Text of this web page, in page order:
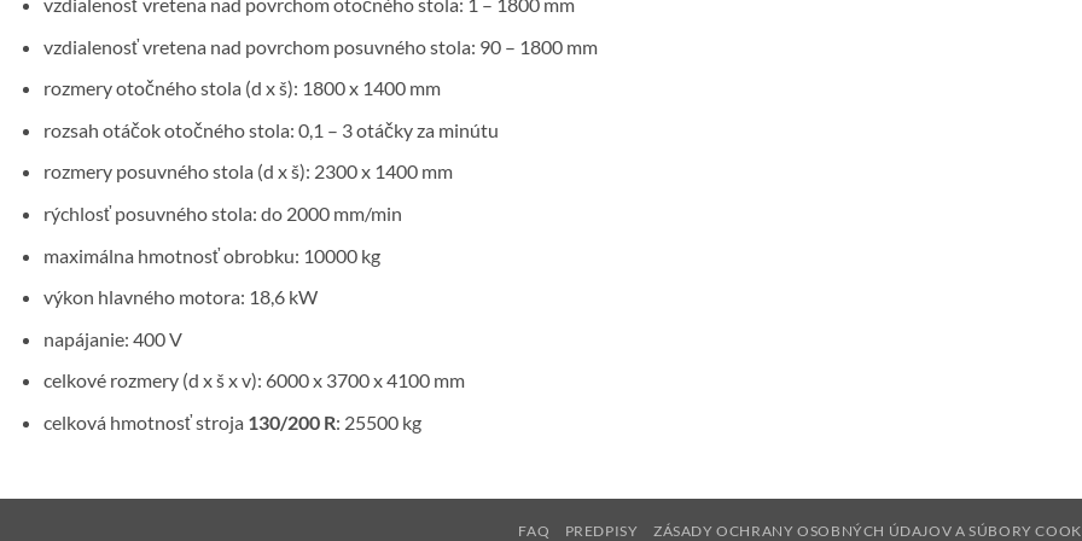
vzdialenosť vretena nad povrchom posuvného stola: 90 – 1800 mm
rozmery otočného stola (d x š): 1800 x 1400 mm
rozsah otáčok otočného stola: 0,1 – 3 otáčky za minútu
rozmery posuvného stola (d x š): 2300 x 1400 mm
rýchlosť posuvného stola: do 2000 mm/min
maximálna hmotnosť obrobku: 10000 kg
výkon hlavného motora: 18,6 kW
napájanie: 400 V
celkové rozmery (d x š x v): 6000 x 3700 x 4100 mm
celková hmotnosť stroja 130/200 R: 25500 kg
FAQ PREDPISY ZÁSADY OCHRANY OSOBNÝCH ÚDAJOV A SÚBORY